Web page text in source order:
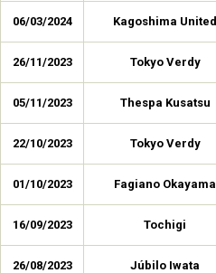
06/03/2024 Kagoshima United
26/11/2023 Tokyo Verdy
05/11/2023 Thespa Kusatsu
22/10/2023 Tokyo Verdy
01/10/2023 Fagiano Okayama
16/09/2023 Tochigi
26/08/2023 Júbilo Iwata